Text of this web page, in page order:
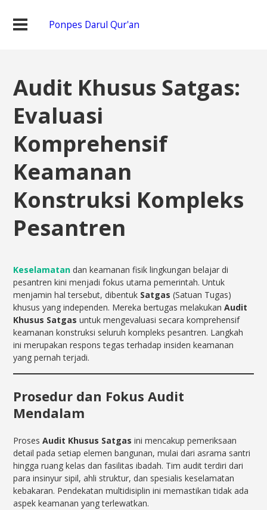
Ponpes Darul Qur'an
Audit Khusus Satgas:
Evaluasi
Komprehensif
Keamanan
Konstruksi Kompleks
Pesantren
Keselamatan dan keamanan fisik lingkungan belajar di
pesantren kini menjadi fokus utama pemerintah. Untuk
menjamin hal tersebut, dibentuk Satgas (Satuan Tugas)
khusus yang independen. Mereka bertugas melakukanAudit
Khusus Satgas untuk mengevaluasi secara komprehensif
keamanan konstruksi seluruh kompleks pesantren. Langkah
ini merupakan respons tegas terhadap insiden keamanan
yang pernah terjadi.
Prosedur dan Fokus Audit
Mendalam
ProsesAudit Khusus Satgas ini mencakup pemeriksaan
detail pada setiap elemen bangunan, mulai dari asrama santri
hingga ruang kelas dan fasilitas ibadah. Tim audit terdiri dari
para insinyur sipil, ahli struktur, dan spesialis keselamatan
kebakaran. Pendekatan multidisiplin ini memastikan tidak ada
aspek keamanan yang terlewatkan.